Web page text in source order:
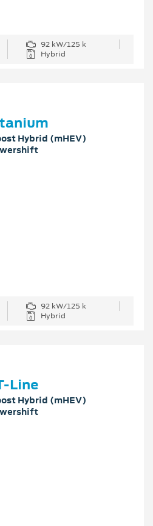
92 kW/125 k
Hybrid
Hybrid (mHEV)
92 kW/125 k
Hybrid
Line
Hybrid (mHEV)